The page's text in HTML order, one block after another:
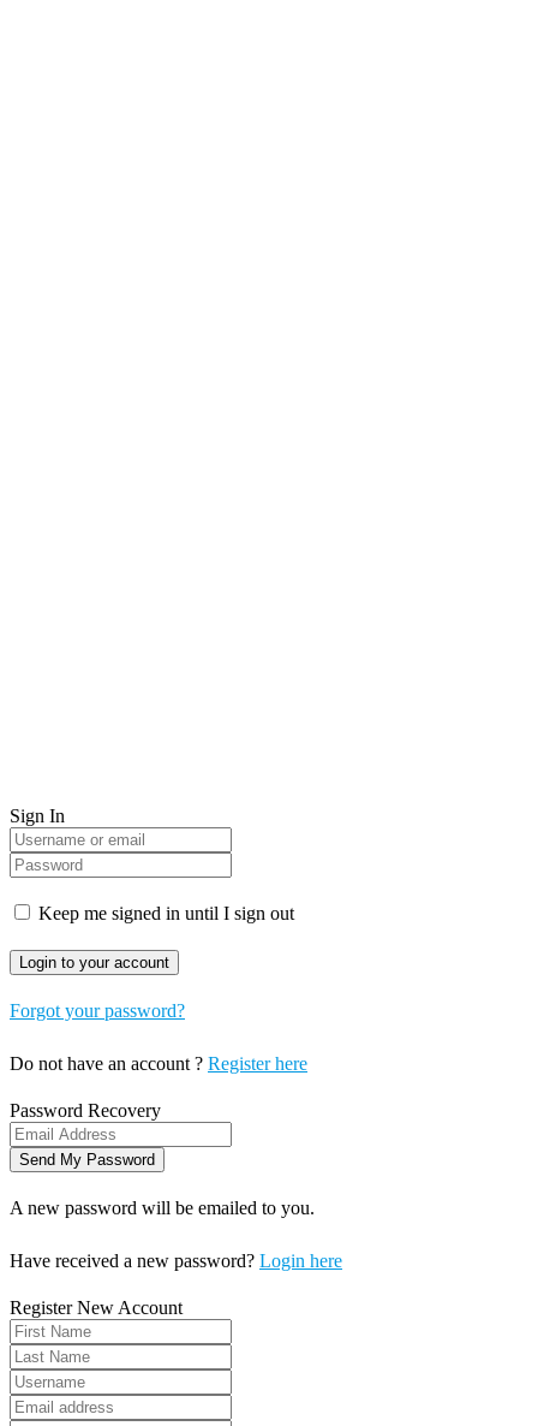
Sign In
Keep me signed in until I sign out
Forgot your password?
Do not have an account ? Register here
Password Recovery
A new password will be emailed to you.
Have received a new password? Login here
Register New Account